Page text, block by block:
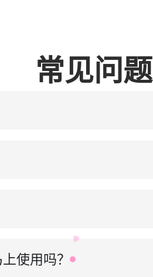
常见问题
使用吗？